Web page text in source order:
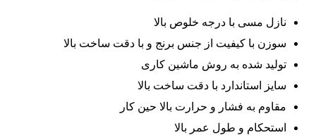
نازل مسی با درجه خلوص بالا
سوزن با کیفیت از جنس برنج و با دقت ساخت بالا
تولید شده به روش ماشین کاری
سایز استاندارد با دقت ساخت بالا
مقاوم به فشار و حرارت بالا حین کار
استحکام و طول عمر بالا